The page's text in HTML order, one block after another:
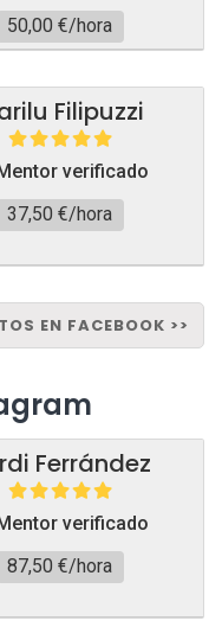
50,00 €/hora
Filipuzzi
verificado
37,50 €/hora
EN FACEBOOK >>
Ferrández
verificado
87,50 €/hora